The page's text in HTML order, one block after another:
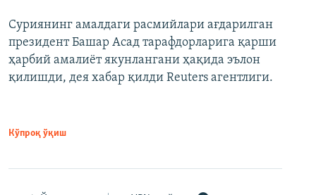
Суриянинг амалдаги расмийлари ағдарилган
президент Башар Асад тарафдорларига қарши
ҳарбий амалиёт якунлангани ҳақида эълон
қилишди, дея хабар қилди Reuters агентлиги.
Кўпроқ ўқиш